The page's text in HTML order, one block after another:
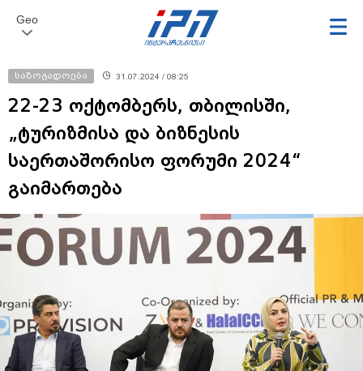
Geo
საზოგადოება 31.07.2024 / 08:25
22-23 ოქტომბერს, თბილისში,
„ტურიზმისა და ბიზნესის
საერთაშორისო ფორუმი 2024“
გაიმართება